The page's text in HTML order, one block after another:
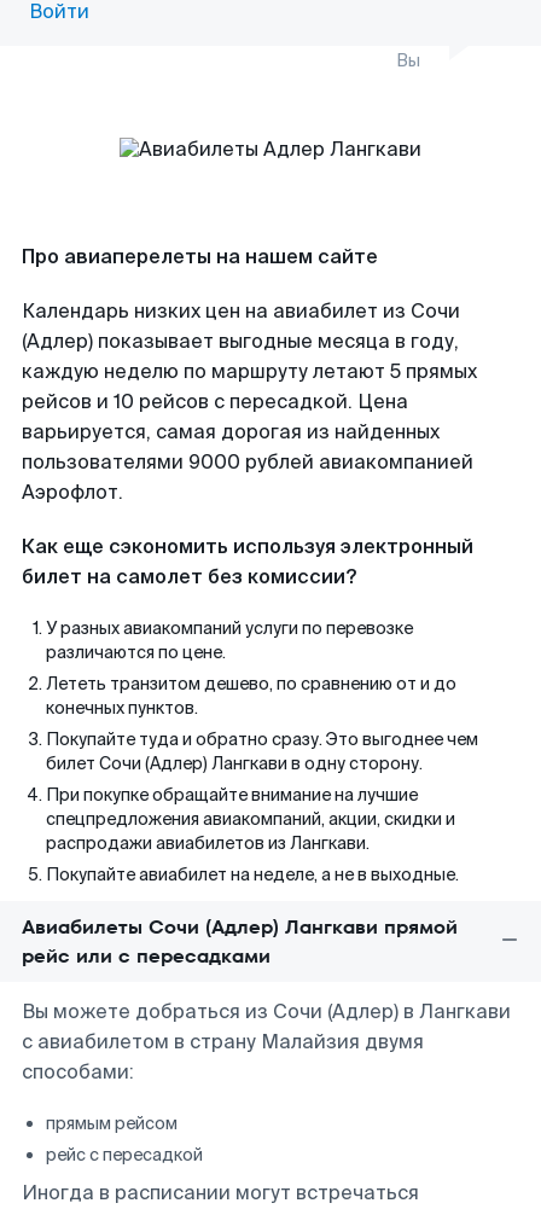
Войти
Вы
Про авиаперелеты на нашем сайте
Календарь низких цен на авиабилет из Сочи
(Адлер) показывает выгодные месяца в году,
каждую неделю по маршруту летают 5 прямых
рейсов и 10 рейсов с пересадкой. Цена
варьируется, самая дорогая из найденных
пользователями 9000 рублей авиакомпанией
Аэрофлот.
Как еще сэкономить используя электронный
билет на самолет без комиссии?
У разных авиакомпаний услуги по перевозке
различаются по цене.
Лететь транзитом дешево, по сравнению от и до
конечных пунктов.
Покупайте туда и обратно сразу. Это выгоднее чем
билет Сочи (Адлер) Лангкави в одну сторону.
При покупке обращайте внимание на лучшие
спецпредложения авиакомпаний, акции, скидки и
распродажи авиабилетов из Лангкави.
Покупайте авиабилет на неделе, а не в выходные.
Авиабилеты Сочи (Адлер) Лангкави прямой
рейс или с пересадками
Вы можете добраться из Сочи (Адлер) в Лангкави
с авиабилетом в страну Малайзия двумя
способами:
прямым рейсом
рейс с пересадкой
Иногда в расписании могут встречаться